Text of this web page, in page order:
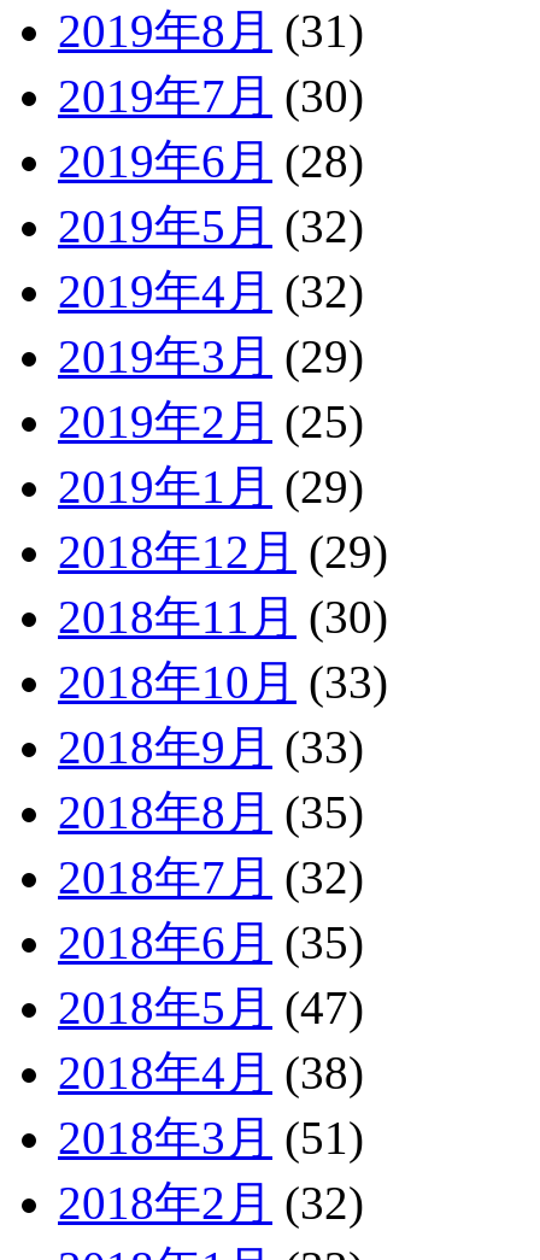
2019年8月 (31)
2019年7月 (30)
2019年6月 (28)
2019年5月 (32)
2019年4月 (32)
2019年3月 (29)
2019年2月 (25)
2019年1月 (29)
2018年12月 (29)
2018年11月 (30)
2018年10月 (33)
2018年9月 (33)
2018年8月 (35)
2018年7月 (32)
2018年6月 (35)
2018年5月 (47)
2018年4月 (38)
2018年3月 (51)
2018年2月 (32)